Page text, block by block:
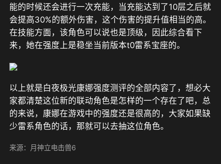
能的时候还会进行一次充能，当充能达到了10层之后就
会提高30%的额外伤害，这个伤害的提升值相当的高。
在技能方面，该角色可以说也是顶级，因此综合看下
来，她在强度上是稳坐当前版本t0雷系宝座的。
以上就是白夜极光康娜强度测评的全部内容了，想必大
家都清楚这位新的联动角色是怎样的一个存在了吧，总
的来说，康娜在游戏中的强度还是很高的，大家如果缺
少雷系角色的话，那就可以去抽这位角色。
来源：月神立电击兽6